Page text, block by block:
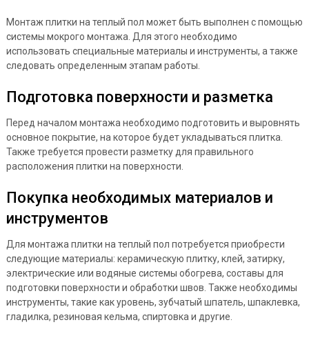
Монтаж плитки на теплый пол может быть выполнен с помощью
системы мокрого монтажа. Для этого необходимо
использовать специальные материалы и инструменты, а также
следовать определенным этапам работы.
Подготовка поверхности и разметка
Перед началом монтажа необходимо подготовить и выровнять
основное покрытие, на которое будет укладываться плитка.
Также требуется провести разметку для правильного
расположения плитки на поверхности.
Покупка необходимых материалов и
инструментов
Для монтажа плитки на теплый пол потребуется приобрести
следующие материалы: керамическую плитку, клей, затирку,
электрические или водяные системы обогрева, составы для
подготовки поверхности и обработки швов. Также необходимы
инструменты, такие как уровень, зубчатый шпатель, шпаклевка,
гладилка, резиновая кельма, спиртовка и другие.